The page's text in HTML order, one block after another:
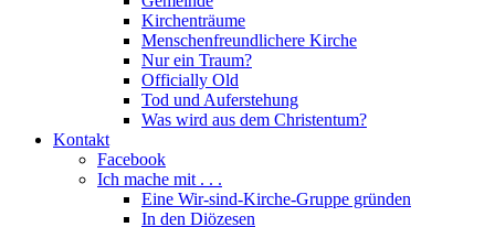
Kirchenträume
Menschenfreundlichere Kirche
Nur ein Traum?
Officially Old
Tod und Auferstehung
Was wird aus dem Christentum?
Kontakt
Facebook
Ich mache mit . . .
Eine Wir-sind-Kirche-Gruppe gründen
In den Diözesen